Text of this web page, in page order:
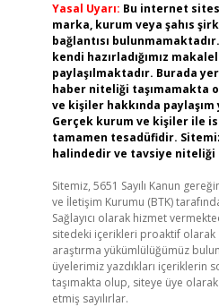
Yasal Uyarı: Bu internet
marka, kurum veya şahıs
bağlantısı
kendi hazırladığımız
paylaşılmaktadır. Burada
haber niteliği taşımamakta
ve kişiler hakkında paylaşım
Gerçek kurum ve kişiler ile
tamamen tesadüfidir.
halindedir ve tavsiye niteliği
Sitemiz, 5651 Sayılı Kanun
ve İletişim Kurumu (BTK)
Sağlayıcı olarak hizmet
sitedeki içerikleri proaktif olarak
araştırma yükümlülüğümüz
üyelerimiz yazdıkları içeriklerin
taşımakta olup, siteye üye
etmiş sayılırlar.